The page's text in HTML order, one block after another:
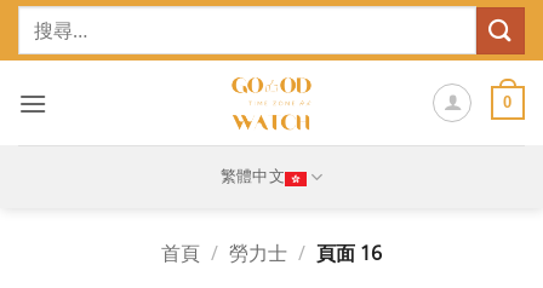
Skip
鍵
0
繁體中文
首頁 / 勞力士 / 頁面 16